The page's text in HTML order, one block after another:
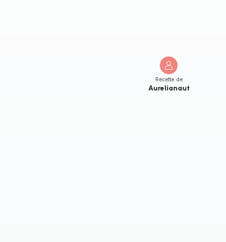
Recette de
Aurelianaut